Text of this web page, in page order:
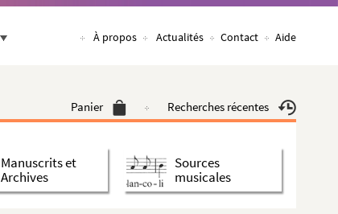
À propos Actualités Contact Aide
Panier Recherches récentes
Manuscrits et
Archives
Sources
musicales